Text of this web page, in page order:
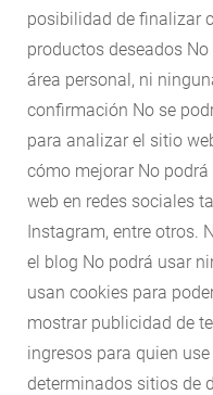
posibilidad de finalizar
productos deseados
área personal, ni
confirmación No se
para analizar el sitio
cómo mejorar No
web en redes sociales
Instagram, entre otros.
el blog No podrá usar
usan cookies para
mostrar publicidad de
ingresos para quien
determinados sitios de